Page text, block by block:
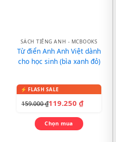
SÁCH TIẾNG ANH - MCBOOKS
Từ điển Anh Anh Việt dành
cho học sinh (bìa xanh đỏ)
159.000₫119.250 ₫
Chọn mua